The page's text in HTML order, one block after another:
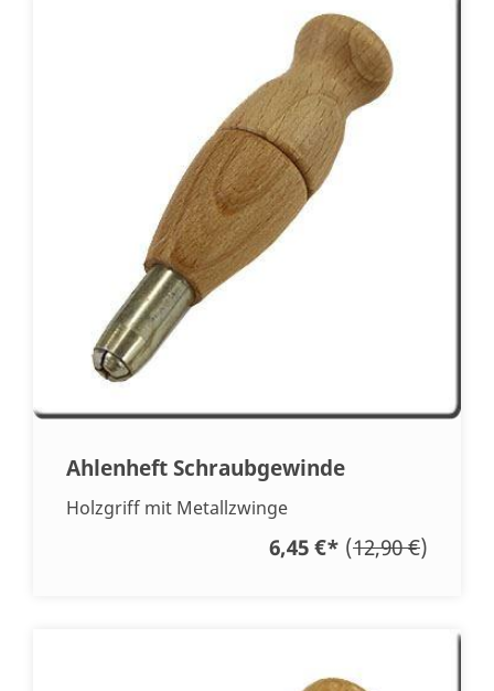
Ahlenheft Schraubgewinde
Holzgriff mit Metallzwinge
6,45 €* (12,90 €)